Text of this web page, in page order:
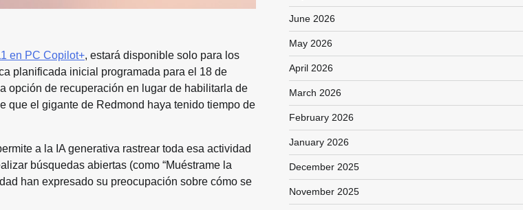
en PC Copilot+, estará disponible solo para los
planificada inicial programada para el 18 de
opción de recuperación en lugar de habilitarla de
que el gigante de Redmond haya tenido tiempo de
a la IA generativa rastrear toda esa actividad
búsquedas abiertas (como “Muéstrame la
han expresado su preocupación sobre cómo se
June 2026
May 2026
April 2026
March 2026
February 2026
January 2026
December 2025
November 2025